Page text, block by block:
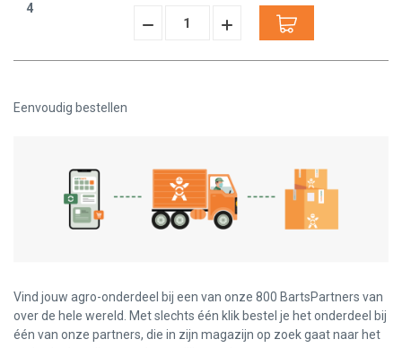
4
Hoeveelheid
Verminderen:
Hoeveelheid
verhogen:
Eenvoudig bestellen
Vind jouw agro-onderdeel bij een van onze 800 BartsPartners van
over de hele wereld. Met slechts één klik bestel je het onderdeel bij
één van onze partners, die in zijn magazijn op zoek gaat naar het